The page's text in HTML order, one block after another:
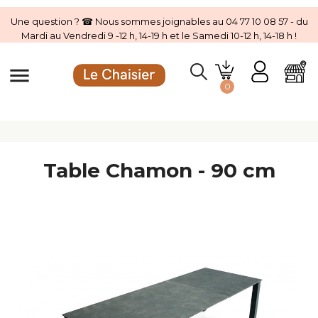
Une question ? ☎ Nous sommes joignables au 04 77 10 08 57 - du
Mardi au Vendredi 9 -12 h, 14-19 h et le Samedi 10-12 h, 14-18 h !
menu 0
Table Chamon - 90 cm